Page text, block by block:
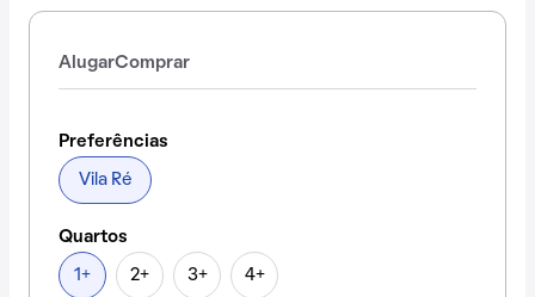
AlugarComprar
Preferências
Vila Ré
Quartos
1+ 2+ 3+ 4+